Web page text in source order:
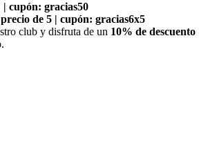
cupón: gracias50
de 5 | cupón: gracias6x5
club y disfruta de un 10% de descuento